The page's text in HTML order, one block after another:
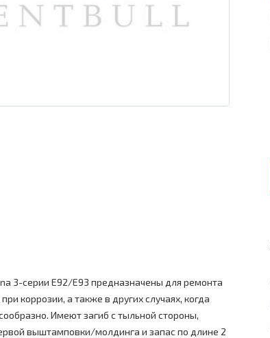
3-серии E92/E93 предназначены для ремонта
коррозии, а также в других случаях, когда
Имеют загиб с тыльной стороны,
выштамповки/молдинга и запас по длине 2